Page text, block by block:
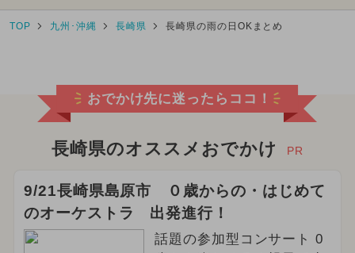
TOP 九州･沖縄 長崎県 長崎県の雨の日OKまとめ
おでかけ先に迷ったらココ！
長崎県のオススメおでかけ PR
9/21長崎県島原市 ０歳からの・はじめて
のオーケストラ 出発進行！
話題の参加型コンサート 0